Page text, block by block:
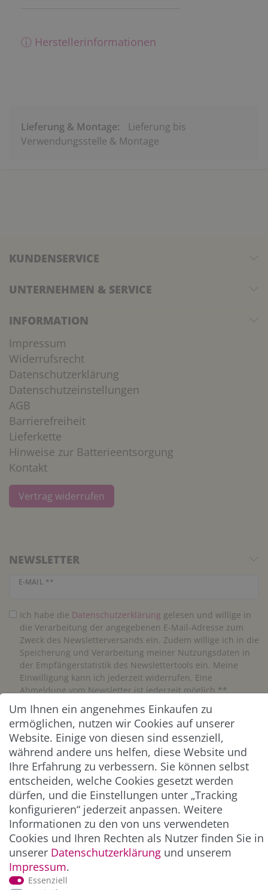
ⓘ Herstellerinformationen
Lieferung & Montage:
Lieferung bis
Verwendungsstelle & Montage
KUNDENSERVICE
UNTERNEHMEN & SERVICE
INFORMATION
Impressum
Widerrufsrecht
Datenschutzerklärung
Datenschutzeinstellungen
AGB
Barrierefreiheit
Lieferkette
Hinweise zur Batterieentsorgung
Kontakt
Vertrag widerrufen
NEWSLETTER
E-MAIL **
Newsletter Honig
Ich habe die Daten­schutz­erklärung gelesen und willige in
die Verarbeitung der angegebenen E-Mail-Adresse zum
Zweck des Newsletterversands ein. Zudem willige ich in die
Speicherung und Verarbeitung meiner Nutzungsdaten in
der Empfängerstatistik des Newslettertools ein. Meine
Einwilligung kann ich jederzeit widerrufen. Eine
Abmeldung vom Newsletter ist jederzeit möglich.**
Abonnieren
** Hierbei handelt es sich um ein Pflichtfeld.
ZAHLUNG & VERSAND
Um Ihnen ein angenehmes Einkaufen zu
ermöglichen, nutzen wir Cookies auf unserer
Website. Einige von diesen sind essenziell,
während andere uns helfen, diese Website und
Ihre Erfahrung zu verbessern. Sie können selbst
entscheiden, welche Cookies gesetzt werden
dürfen, und die Einstellungen unter „Tracking
konfigurieren“ jederzeit anpassen. Weitere
Informationen zu den von uns verwendeten
Cookies und Ihren Rechten als Nutzer finden Sie in
unserer Daten­schutz­erklärung und unserem
Impressum.
Essenziell